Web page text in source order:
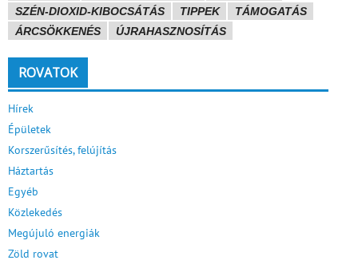
SZÉN-DIOXID-KIBOCSÁTÁS
TIPPEK
TÁMOGATÁS
ÁRCSÖKKENÉS
ÚJRAHASZNOSÍTÁS
ROVATOK
Hírek
Épületek
Korszerűsítés, felújítás
Háztartás
Egyéb
Közlekedés
Megújuló energiák
Zöld rovat